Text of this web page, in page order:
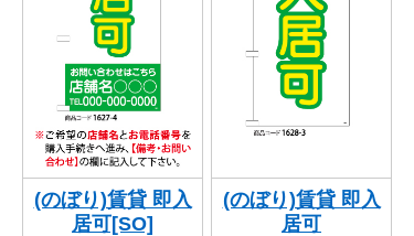
(のぼり)賃貸 即入
居可[SO]
(のぼり)賃貸 即入
居可